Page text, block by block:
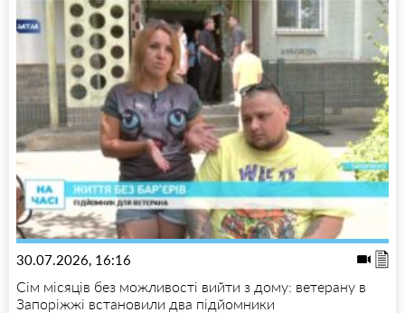
30.07.2026, 16:16
Сім місяців без можливості вийти з дому: ветерану в
Запоріжжі встановили два підйомники